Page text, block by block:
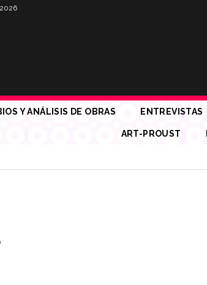
Y ANÁLISIS DE OBRAS ENTREVISTAS
ART-PROUST